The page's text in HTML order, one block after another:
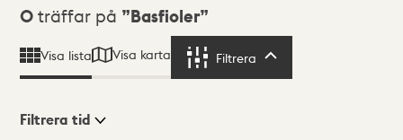
Sökresultat
0 träffar på Basfioler
Visa lista Visa karta Filtrera
Filtrera tid